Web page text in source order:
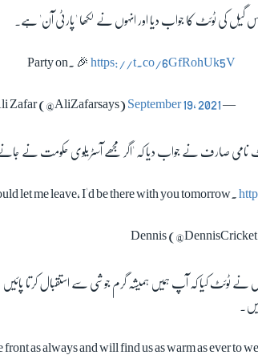
گیل کی ٹوئٹ کا جواب دیا اور انہوں نے لکھا 'پارٹی آن' ہے۔
Party on. 🎉 https://t.co/6GfRohUk5V
— Ali Zafar (@AliZafarsays)
September 19, 2021
صارف نے جواب دیا کہ 'اگر مجھے آسٹریلوی حکومت نے
let me leave, I'd be there with you tomorrow.
عباس نے ٹوئٹ کیا کہ آپ ہمیں ہمیشہ گرم جوشی سے استقبال کرتا
as always and will find us as warm as ever to